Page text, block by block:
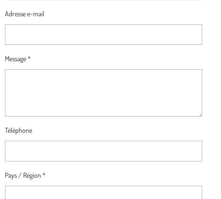
Adresse e-mail
Message *
Téléphone
Pays / Région *